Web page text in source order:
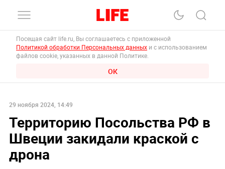
Посещая сайт life.ru, Вы соглашаетесь с приложенной
Политикой обработки Персональных данных и с использованием
файлов cookie, указанных в данной Политике.
ОК
29 ноября 2024, 14:49
Территорию Посольства РФ в
Швеции закидали краской с
дрона